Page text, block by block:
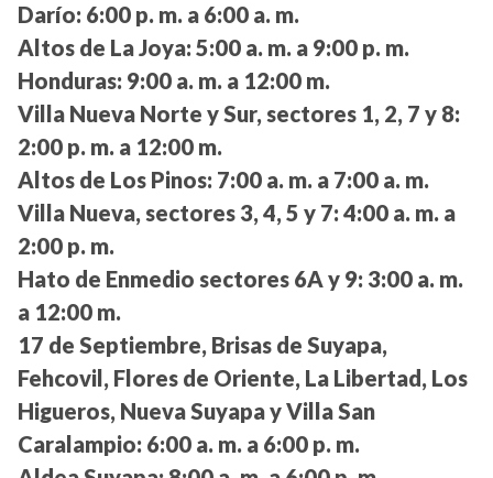
Darío: 6:00 p. m. a 6:00 a. m.
Altos de La Joya: 5:00 a. m. a 9:00 p. m.
Honduras: 9:00 a. m. a 12:00 m.
Villa Nueva Norte y Sur, sectores 1, 2, 7 y 8:
2:00 p. m. a 12:00 m.
Altos de Los Pinos: 7:00 a. m. a 7:00 a. m.
Villa Nueva, sectores 3, 4, 5 y 7: 4:00 a. m. a
2:00 p. m.
Hato de Enmedio sectores 6A y 9: 3:00 a. m.
a 12:00 m.
17 de Septiembre, Brisas de Suyapa,
Fehcovil, Flores de Oriente, La Libertad, Los
Higueros, Nueva Suyapa y Villa San
Caralampio: 6:00 a. m. a 6:00 p. m.